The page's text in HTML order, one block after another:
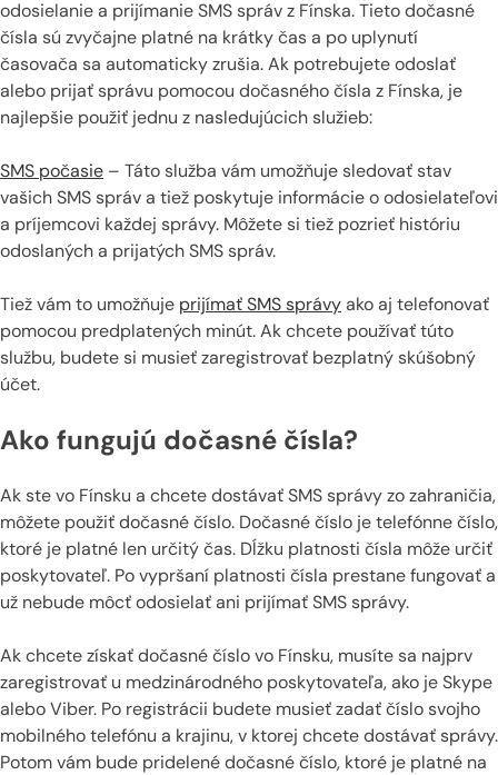
odosielanie a prijímanie SMS správ z Fínska. Tieto dočasné
čísla sú zvyčajne platné na krátky čas a po uplynutí
časovača sa automaticky zrušia. Ak potrebujete odoslať
alebo prijať správu pomocou dočasného čísla z Fínska, je
najlepšie použiť jednu z nasledujúcich služieb:
SMS počasie – Táto služba vám umožňuje sledovať stav
vašich SMS správ a tiež poskytuje informácie o odosielateľovi
a príjemcovi každej správy. Môžete si tiež pozrieť históriu
odoslaných a prijatých SMS správ.
Tiež vám to umožňuje prijímať SMS správyako aj telefonovať
pomocou predplatených minút. Ak chcete používať túto
službu, budete si musieť zaregistrovať bezplatný skúšobný
účet.
Ako fungujú dočasné čísla?
Ak ste vo Fínsku a chcete dostávať SMS správy zo zahraničia,
môžete použiť dočasné číslo. Dočasné číslo je telefónne číslo,
ktoré je platné len určitý čas. Dĺžku platnosti čísla môže určiť
poskytovateľ. Po vypršaní platnosti čísla prestane fungovať a
už nebude môcť odosielať ani prijímať SMS správy.
Ak chcete získať dočasné číslo vo Fínsku, musíte sa najprv
zaregistrovať u medzinárodného poskytovateľa, ako je Skype
alebo Viber. Po registrácii budete musieť zadať číslo svojho
mobilného telefónu a krajinu, v ktorej chcete dostávať správy.
Potom vám bude pridelené dočasné číslo, ktoré je platné na